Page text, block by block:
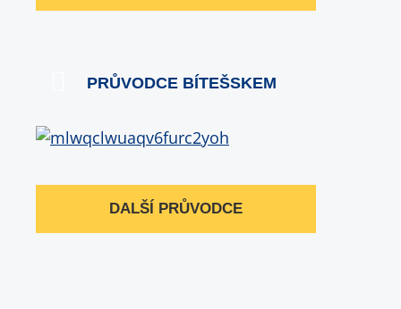
PRŮVODCE BÍTEŠSKEM
DALŠÍ PRŮVODCE